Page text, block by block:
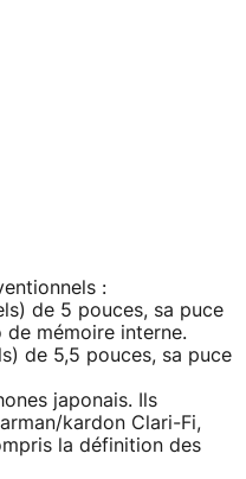
:
de 5 pouces, sa puce
de mémoire interne.
de 5,5 pouces, sa puce
japonais. Ils
kardon Clari-Fi,
la définition des